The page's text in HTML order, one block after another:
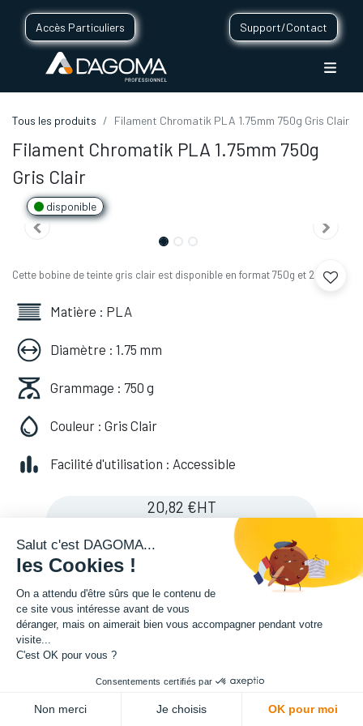
Accès Particuliers Support/Contact
Tous les produits Filament Chromatik PLA 1.75mm 750g Gris Clair
Filament Chromatik PLA 1.75mm 750g
Gris Clair
disponible
Cette bobine de teinte gris clair est disponible en format 750g et 2,2 kg.
Matière : PLA
Diamètre : 1.75 mm
Grammage : 750 g
Couleur : Gris Clair
Facilité d'utilisation : Accessible
20,82 €HT
TVA comprise)
Salut c'est DAGOMA...
les Cookies !
On a attendu d'être sûrs que le contenu de
ce site vous intéresse avant de vous
déranger, mais on aimerait bien vous accompagner pendant votre
visite...
C'est OK pour vous ?
Consentements certifiés par
Non merci Je choisis OK pour moi